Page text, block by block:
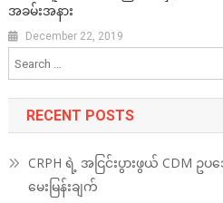
အခမ်းအနား
December 22, 2019
RECENT POSTS
CRPH ရဲ့ အငြင်းပွားဖွယ် CDM ဥ
မေးမြန်းချက်